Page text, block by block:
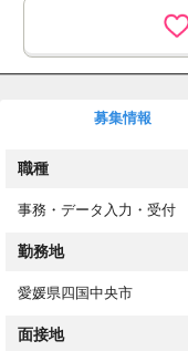
◼︎速払い(日払い)制度
専任担当が就業後もし
◼︎WEBで登録完了！
す！
最短５営業日以内でお
募集情報
職種
事務・データ入力・受付
勤務地
愛媛県四国中央市
面接地